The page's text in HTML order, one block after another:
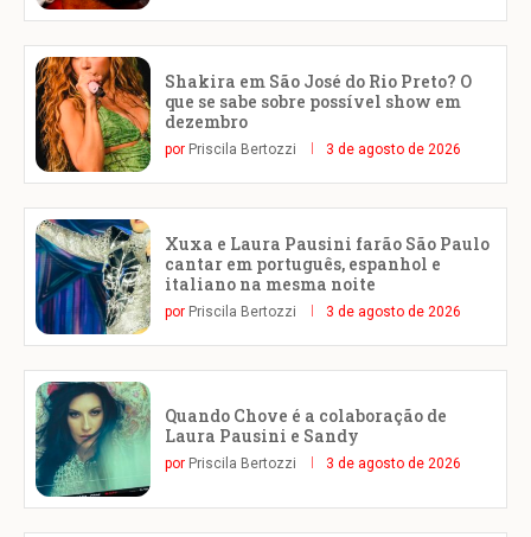
Shakira em São José do Rio Preto? O
que se sabe sobre possível show em
dezembro
por Priscila Bertozzi 3 de agosto de 2026
Xuxa e Laura Pausini farão São Paulo
cantar em português, espanhol e
italiano na mesma noite
por Priscila Bertozzi 3 de agosto de 2026
Quando Chove é a colaboração de
Laura Pausini e Sandy
por Priscila Bertozzi 3 de agosto de 2026